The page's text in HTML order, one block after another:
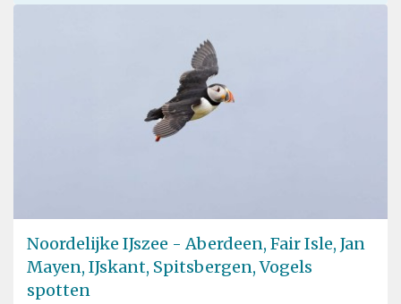
Noordelijke IJszee - Aberdeen, Fair Isle, Jan
Mayen, IJskant, Spitsbergen, Vogels
spotten